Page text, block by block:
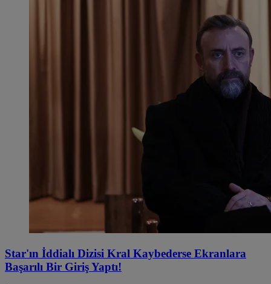
Star'ın İddialı Dizisi Kral Kaybederse Ekranlara
Başarılı Bir Giriş Yaptı!